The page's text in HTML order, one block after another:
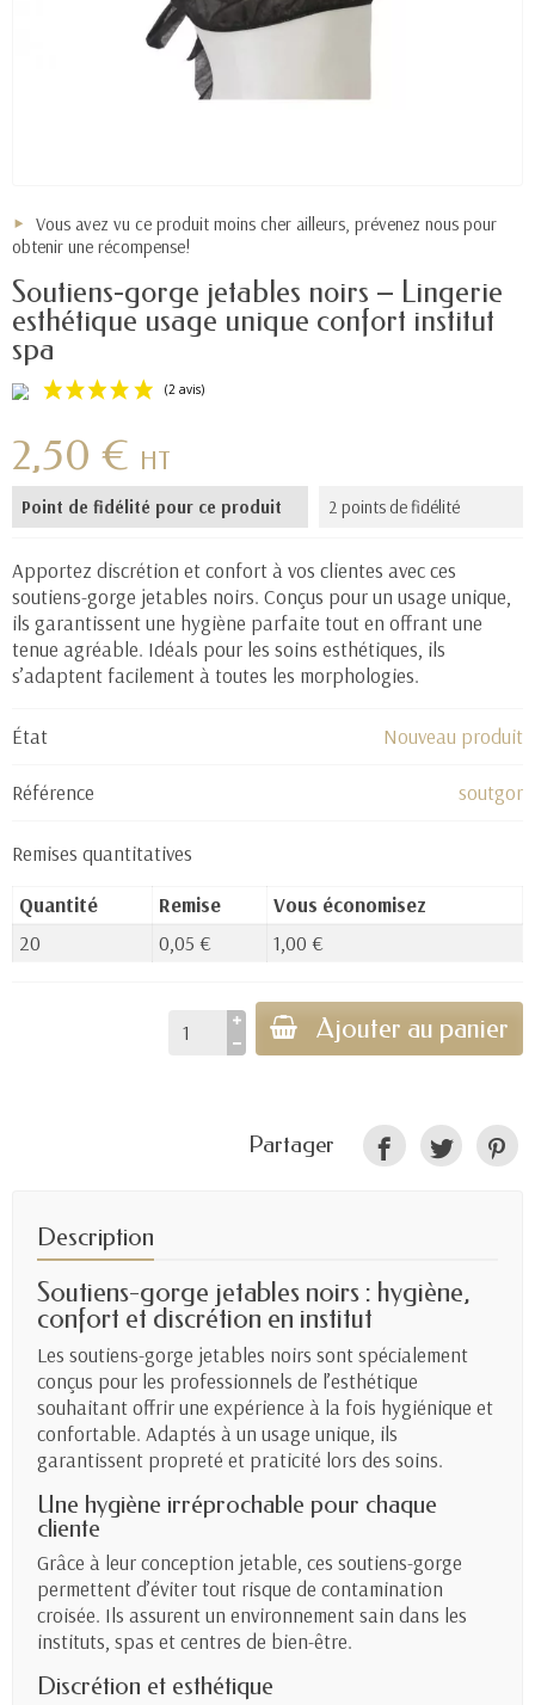
Vous avez vu ce produit moins cher ailleurs, prévenez nous pour
obtenir une récompense!
Soutiens-gorge jetables noirs – Lingerie
esthétique usage unique confort institut
spa
2,50 € HT
Point de fidélité pour ce produit 2 points de fidélité
Apportez discrétion et confort à vos clientes avec ces
soutiens-gorge jetables noirs. Conçus pour un usage unique,
ils garantissent une hygiène parfaite tout en offrant une
tenue agréable. Idéals pour les soins esthétiques, ils
s’adaptent facilement à toutes les morphologies.
État Nouveau produit
Référence soutgor
Remises quantitatives
Quantité Remise
Vous économisez
20
0,05 € 1,00 €
Ajouter au panier
Partager
Description
Soutiens-gorge jetables noirs : hygiène,
confort et discrétion en institut
Les soutiens-gorge jetables noirs sont spécialement
conçus pour les professionnels de l’esthétique
souhaitant offrir une expérience à la fois hygiénique et
confortable. Adaptés à un usage unique, ils
garantissent propreté et praticité lors des soins.
Une hygiène irréprochable pour chaque
cliente
Grâce à leur conception jetable, ces soutiens-gorge
permettent d’éviter tout risque de contamination
croisée. Ils assurent un environnement sain dans les
instituts, spas et centres de bien-être.
Discrétion et esthétique